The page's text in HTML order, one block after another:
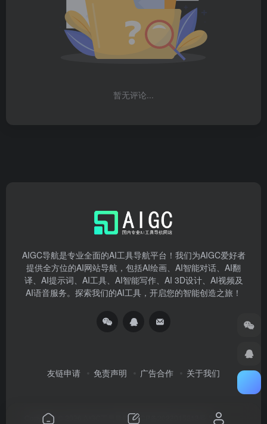
暂无评论...
AIGC导航是专业全面的AI工具导航平台！我们为AIGC爱好者
提供全方位的AI网站导航，包括AI绘画、AI智能对话、AI翻
译、AI提示词、AI工具、AI智能写作、AI 3D设计、AI视频及
AI语音服务。探索我们的AI工具，开启您的智能创造之旅！
友链申请 免责声明 广告合作 关于我们
Copyright © 2026 AIGC工具导航湘ICP备2023015213号-3